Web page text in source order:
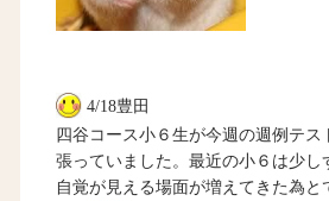
4/18豊田
四谷コース小６生が今週の週例テス
張っていました。最近の小６は少し
自覚が見える場面が増えてきた為と